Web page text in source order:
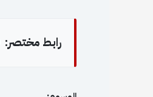
رابط مختصر: